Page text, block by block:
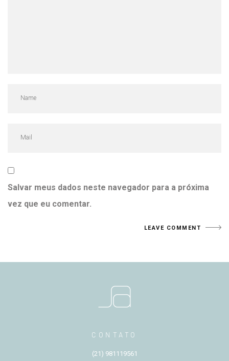
Salvar meus dados neste navegador para a próxima
vez que eu comentar.
CONTATO
(21) 981119561